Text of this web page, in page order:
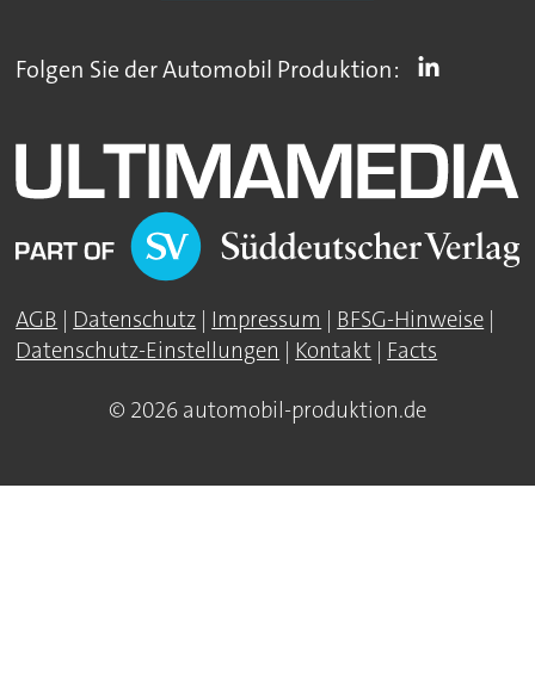
Folgen Sie der Automobil Produktion:
AGB | Datenschutz | Impressum | BFSG-Hinweise |
Datenschutz-Einstellungen | Kontakt | Facts
© 2026 automobil-produktion.de